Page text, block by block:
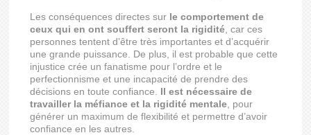
Les conséquences directes sur le comportement de
ceux qui en ont souffert seront la rigidité , car ces
personnes tentent d’être très importantes et d’acquérir
une grande puissance. De plus, il est probable que cette
injustice crée un fanatisme pour l’ordre et le
perfectionnisme et une incapacité de prendre des
décisions en toute confiance. Il est nécessaire de
travailler la méfiance et la rigidité mentale , pour
générer un maximum de flexibilité et permettre d’avoir
confiance en les autres.